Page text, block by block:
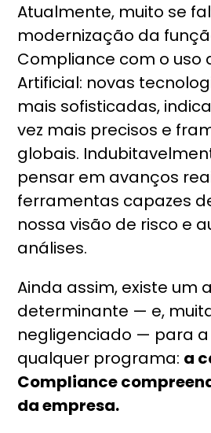
Atualmente, muito se
modernização da
Compliance com o uso
Artificial: novas
mais sofisticadas,
vez mais precisos e
globais.
pensar em avanços
ferramentas capazes
nossa visão de risco e
análises.
Ainda assim, existe um
determinante — e,
negligenciado — para
qualquer programa: a
Compliance
da empresa.